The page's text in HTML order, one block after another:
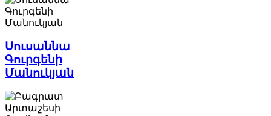
Սուսաննա
Գուրգենի
Մանուկյան